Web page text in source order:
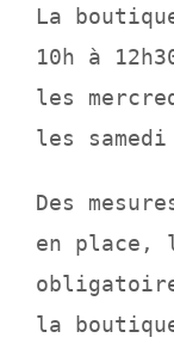
La
10h à
les
les samedi
Des
en place,
obligatoire
la